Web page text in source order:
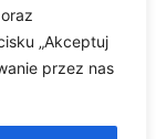
„Akceptuj
przez nas